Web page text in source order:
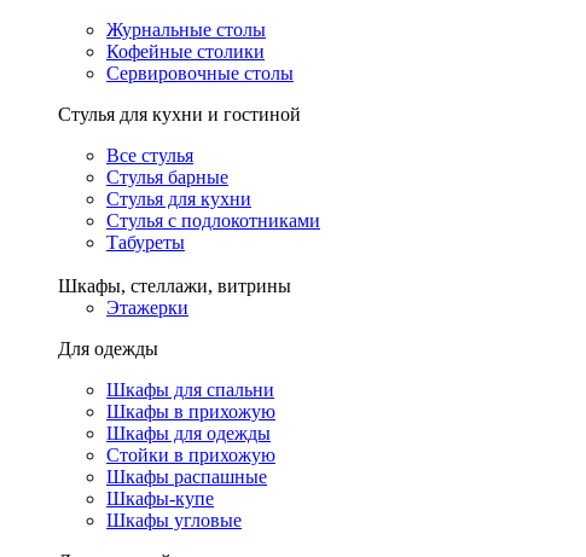
Журнальные столы
Кофейные столики
Сервировочные столы
Стулья для кухни и гостиной
Все стулья
Стулья барные
Стулья для кухни
Стулья с подлокотниками
Табуреты
Шкафы, стеллажи, витрины
Этажерки
Для одежды
Шкафы для спальни
Шкафы в прихожую
Шкафы для одежды
Стойки в прихожую
Шкафы распашные
Шкафы-купе
Шкафы угловые